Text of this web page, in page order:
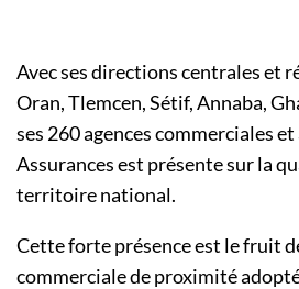
Avec ses directions centrales et
Oran, Tlemcen, Sétif, Annaba,
ses 260 agences commerciales
Assurances est présente sur la
territoire national.
Cette forte présence est le fruit
commerciale de proximité